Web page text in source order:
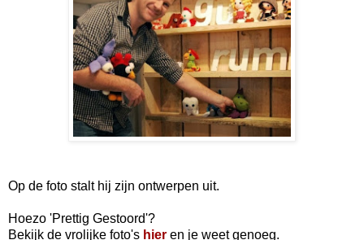
Op de foto stalt hij zijn ontwerpen uit.
Hoezo 'Prettig Gestoord'?
Bekijk de vrolijke foto's hier en je weet genoeg.